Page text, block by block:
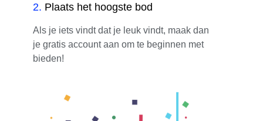
2. Plaats het hoogste bod
Als je iets vindt dat je leuk vindt, maak dan
je gratis account aan om te beginnen met
bieden!